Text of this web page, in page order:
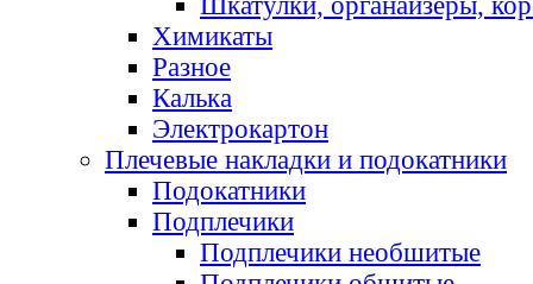
Химикаты
Разное
Калька
Электрокартон
Плечевые накладки и подокатники
Подокатники
Подплечики
Подплечики необшитые